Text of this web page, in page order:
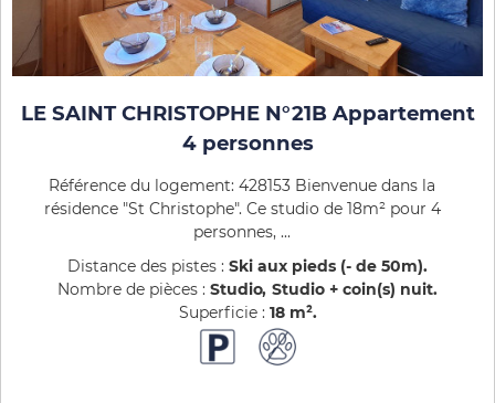
LE SAINT CHRISTOPHE N°21B Appartement
4 personnes
Référence du logement: 428153 Bienvenue dans la
résidence "St Christophe". Ce studio de 18m² pour 4
personnes, ...
Distance des pistes : Ski aux pieds (- de 50m)
Nombre de pièces : Studio Studio + coin(s) nuit
Superficie : 18 m²